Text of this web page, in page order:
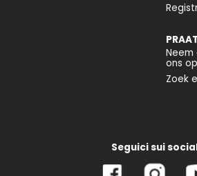
ons op
Zoek
Seguici sui